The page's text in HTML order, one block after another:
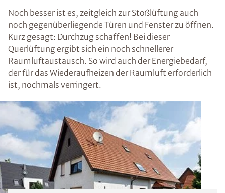
Noch besser ist es, zeitgleich zur Stoßlüftung auch
noch gegenüberliegende Türen und Fenster zu öffnen.
Kurz gesagt: Durchzug schaffen! Bei dieser
Querlüftung ergibt sich ein noch schnellerer
Raumluftaustausch. So wird auch der Energiebedarf,
der für das Wiederaufheizen der Raumluft erforderlich
ist, nochmals verringert.